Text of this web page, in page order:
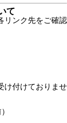
て
リンク先をご確認
け付けておりませ